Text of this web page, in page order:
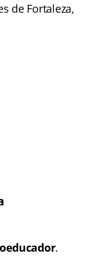
de Fortaleza,
.